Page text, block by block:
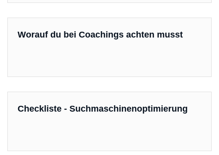
Worauf du bei Coachings achten musst
Checkliste - Suchmaschinenoptimierung